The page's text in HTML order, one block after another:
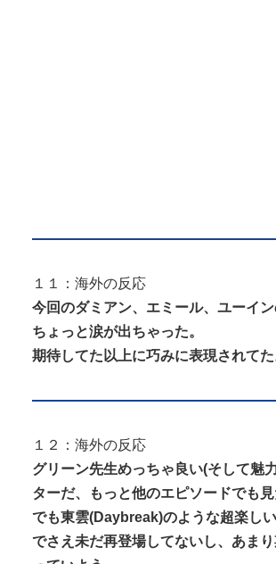
１１：海外の反応
今回のダミアン、エミール、ユーイ
ちょっと涙が出ちゃった。
期待してた以上に巧みに表現されてた
１２：海外の反応
グリーン先生めっちゃ良い(そして魅
ターだ、もっと他のエピソードでも見
でも東雲(Daybreak)のような超楽し
でさえ未だ再登場してないし、あま